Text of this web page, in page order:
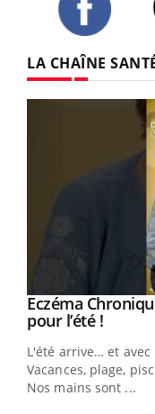
LA CHAÎNE
Youtube
Eczéma
pour l’été !Youtube
L'été arrive… et avec
Vacances, plage,
Nos mains sont ...